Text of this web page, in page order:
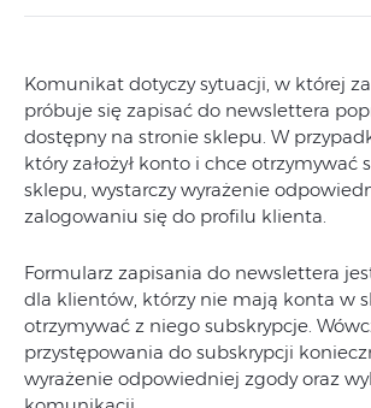
Komunikat dotyczy sytuacji, w której
próbuje się zapisać do newslettera
dostępny na stronie sklepu. W
który założył konto i chce otrzymywać
sklepu, wystarczy wyrażenie
zalogowaniu się do profilu klienta.
Formularz zapisania do newslettera
dla klientów, którzy nie mają konta w
otrzymywać z niego subskrypcje.
przystępowania do subskrypcji
wyrażenie odpowiedniej zgody oraz